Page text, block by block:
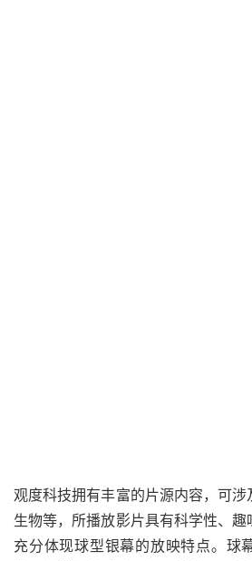
观度科技拥有丰富的片源内容，可涉
生物等，所播放影片具有科学性、
充分体现球型银幕的放映特点。球